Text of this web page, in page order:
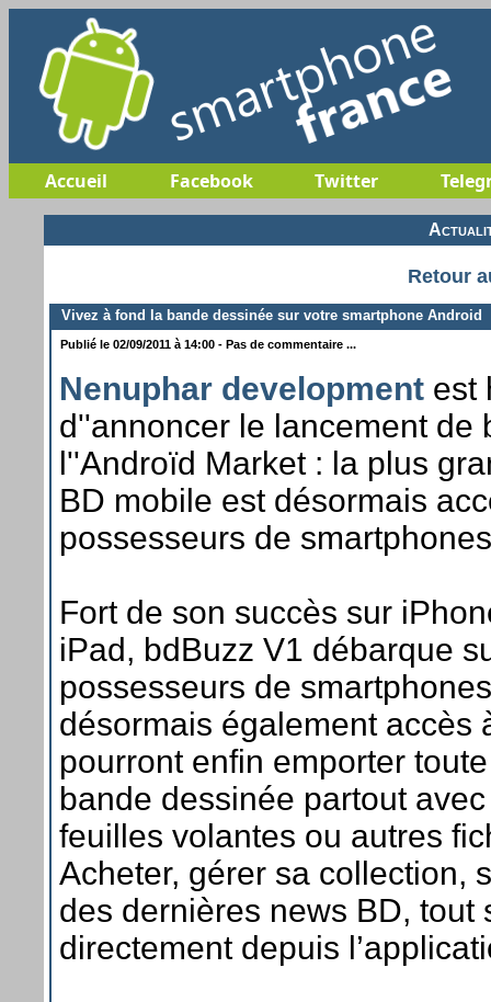
Accueil Facebook Twitter
Retour
Vivez à fond la bande dessinée sur votre smartphone Android
Publié le 02/09/2011 à 14:00 - Pas de commentaire ...
Nenuphar development est
d''annoncer le lancement de
l''Androïd Market : la plus
BD mobile est désormais
possesseurs de
Fort de son succès sur
iPad, bdBuzz V1 débarque
possesseurs de
désormais également accès
pourront enfin emporter
bande dessinée partout
feuilles volantes ou autres
Acheter, gérer sa collection,
des dernières news BD, tout
directement depuis